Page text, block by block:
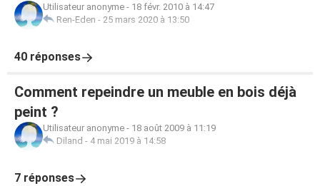
Utilisateur anonyme - 18 févr. 2010 à 14:47
Ren-Eden - 25 mars 2020 à 13:50
40 réponses
Comment repeindre un meuble en bois déjà
peint ?
Utilisateur anonyme - 18 août 2009 à 11:19
Diland - 4 mai 2019 à 14:58
7 réponses